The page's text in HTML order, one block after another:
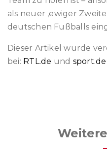
als neuer ‚ewiger
deutschen Fußballs
Dieser Artikel wurde
bei: RTL.de und sport.de